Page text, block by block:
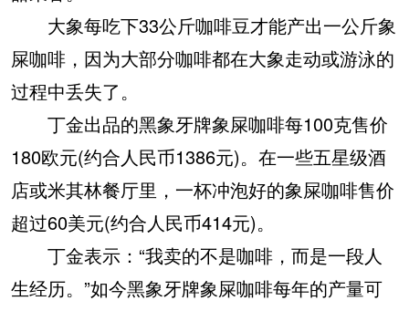
大象每吃下33公斤咖啡豆才能产出一公斤象
屎咖啡，因为大部分咖啡都在大象走动或游泳的
过程中丢失了。
丁金出品的黑象牙牌象屎咖啡每100克售价
180欧元(约合人民币1386元)。在一些五星级酒
店或米其林餐厅里，一杯冲泡好的象屎咖啡售价
超过60美元(约合人民币414元)。
丁金表示：“我卖的不是咖啡，而是一段人
生经历。”如今黑象牙牌象屎咖啡每年的产量可